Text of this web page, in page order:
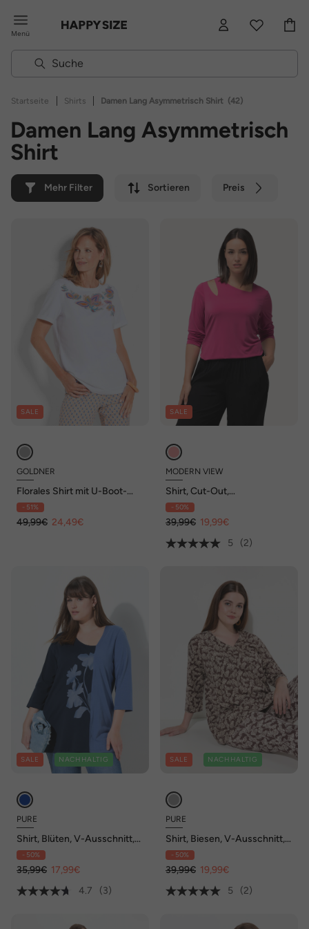
Menü
Startseite | Shirts | Damen Lang Asymmetrisch Shirt (42)
Damen Lang Asymmetrisch
Shirt
Mehr Filter Sortieren Preis
SALE
GOLDNER
Florales Shirt mit U-Boot-
Ausschnitt
- 51%
49,99€ 24,49€
SALE
MODERN VIEW
Shirt, Cut-Out,
asymmetrischer Ausschnitt,
Langarm
- 50%
39,99€ 19,99€
5
(2)
SALE NACHHALTIG
PURE
Shirt, Blüten, V-Ausschnitt,
3/4-Arm, Biobaumwolle
- 50%
35,99€ 17,99€
4.7
(3)
SALE NACHHALTIG
PURE
Shirt, Biesen, V-Ausschnitt,
3/4-Arm, Biobaumwolle
- 50%
39,99€ 19,99€
5
(2)